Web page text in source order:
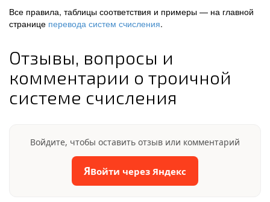
Все правила, таблицы соответствия и примеры — на главной
странице перевода систем счисления.
Отзывы, вопросы и
комментарии о троичной
системе счисления
Войдите, чтобы оставить отзыв или комментарий
ЯВойти через Яндекс